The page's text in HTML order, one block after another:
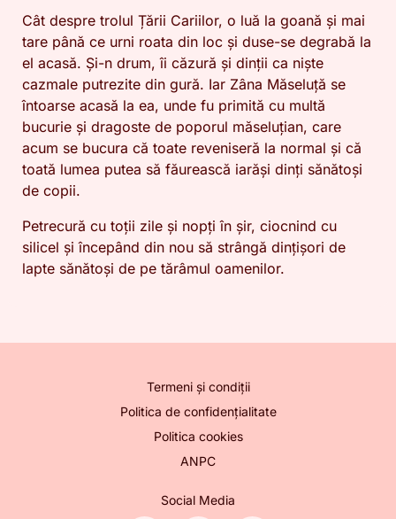
Cât despre trolul Țării Cariilor, o luă la goană și mai
tare până ce urni roata din loc și duse-se degrabă la
el acasă. Și-n drum, îi căzură și dinții ca niște
cazmale putrezite din gură. Iar Zâna Măseluță se
întoarse acasă la ea, unde fu primită cu multă
bucurie și dragoste de poporul măseluțian, care
acum se bucura că toate reveniseră la normal și că
toată lumea putea să făurească iarăși dinți sănătoși
de copii.
Petrecură cu toții zile și nopți în șir, ciocnind cu
silicel și începând din nou să strângă dințișori de
lapte sănătoși de pe tărâmul oamenilor.
Termeni și condiții
Politica de confidențialitate
Politica cookies
ANPC
Social Media